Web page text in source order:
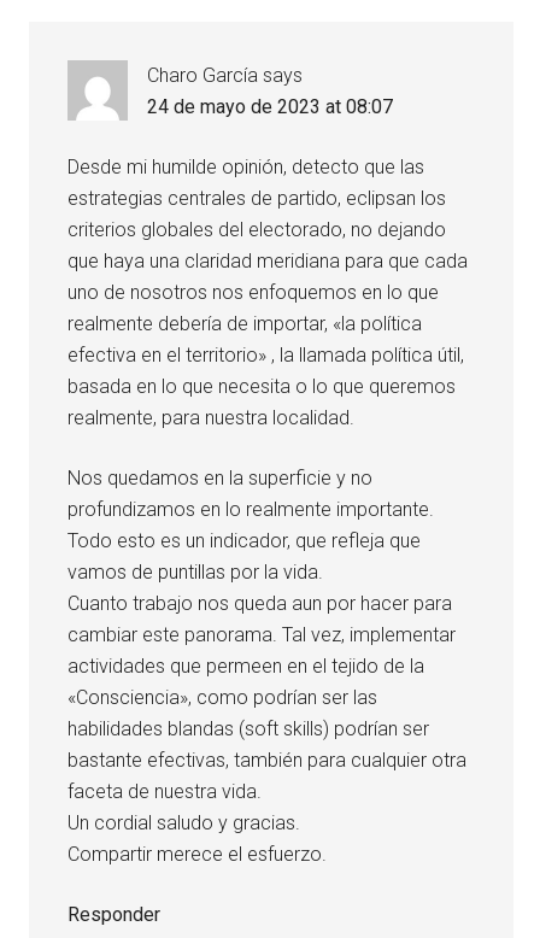
Charo García says
24 de mayo de 2023 at 08:07
Desde mi humilde opinión, detecto que las
estrategias centrales de partido, eclipsan los
criterios globales del electorado, no dejando
que haya una claridad meridiana para que cada
uno de nosotros nos enfoquemos en lo que
realmente debería de importar, «la política
efectiva en el territorio» , la llamada política útil,
basada en lo que necesita o lo que queremos
realmente, para nuestra localidad.
Nos quedamos en la superficie y no
profundizamos en lo realmente importante.
Todo esto es un indicador, que refleja que
vamos de puntillas por la vida.
Cuanto trabajo nos queda aun por hacer para
cambiar este panorama. Tal vez, implementar
actividades que permeen en el tejido de la
«Consciencia», como podrían ser las
habilidades blandas (soft skills) podrían ser
bastante efectivas, también para cualquier otra
faceta de nuestra vida.
Un cordial saludo y gracias.
Compartir merece el esfuerzo.
Responder